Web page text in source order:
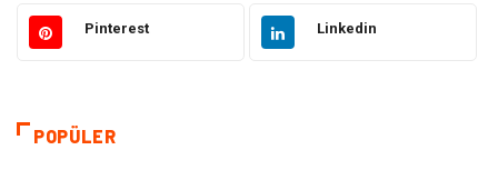
Giyim Ulaşım ve Taşımacılık
Alışveriş
Pinterest Linkedin
POPÜLER